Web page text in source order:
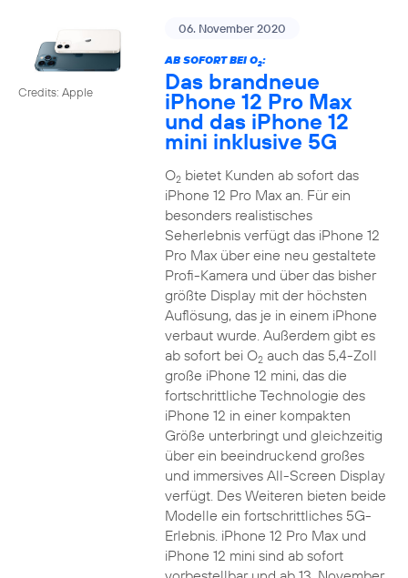
Credits: Apple
06. November 2020
AB SOFORT BEI O2:
Das brandneue
iPhone 12 Pro Max
und das iPhone 12
mini inklusive 5G
O2bietet Kunden ab sofort das
iPhone 12 Pro Max an. Für ein
besonders realistisches
Seherlebnis verfügt das iPhone 12
Pro Max über eine neu gestaltete
Profi-Kamera und über das bisher
größte Display mit der höchsten
Auflösung, das je in einem iPhone
verbaut wurde. Außerdem gibt es
ab sofort bei O2auch das 5,4-Zoll
große iPhone 12 mini, das die
fortschrittliche Technologie des
iPhone 12 in einer kompakten
Größe unterbringt und gleichzeitig
über ein beeindruckend großes
und immersives All-Screen Display
verfügt. Des Weiteren bieten beide
Modelle ein fortschrittliches 5G-
Erlebnis. iPhone 12 Pro Max und
iPhone 12 mini sind ab sofort